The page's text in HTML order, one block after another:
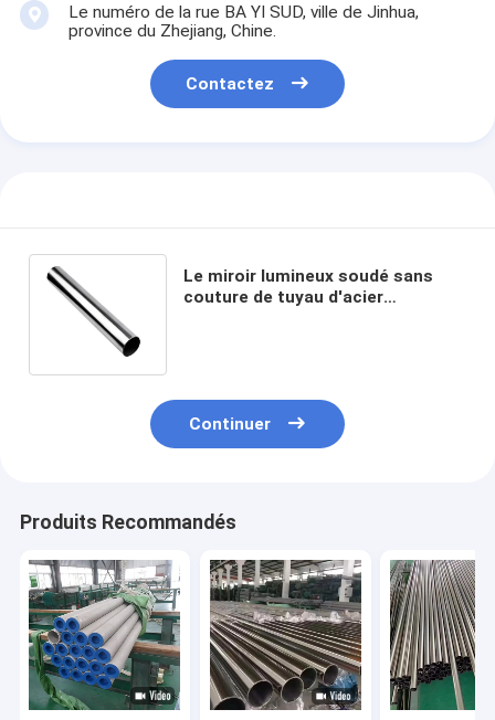
Le numéro de la rue BA YI SUD, ville de Jinhua,
province du Zhejiang, Chine.
Contactez
Le miroir lumineux soudé sans
couture de tuyau d'acier
Continuer
Produits Recommandés